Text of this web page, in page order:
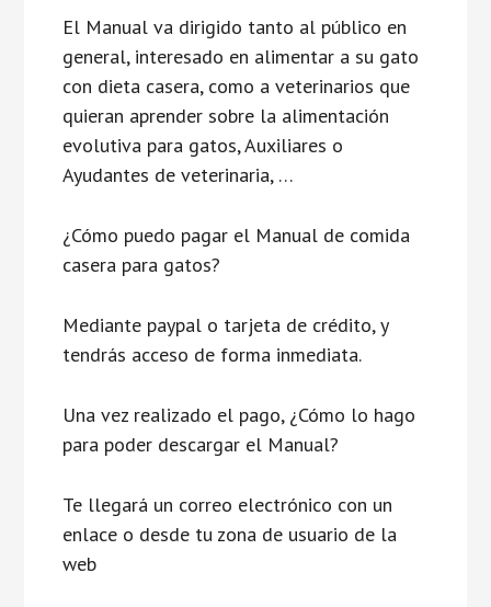
El Manual va dirigido tanto al público en
general, interesado en alimentar a su gato
con dieta casera, como a veterinarios que
quieran aprender sobre la alimentación
evolutiva para gatos, Auxiliares o
Ayudantes de veterinaria, …
¿Cómo puedo pagar el Manual de comida
casera para gatos?
Mediante paypal o tarjeta de crédito, y
tendrás acceso de forma inmediata.
Una vez realizado el pago, ¿Cómo lo hago
para poder descargar el Manual?
Te llegará un correo electrónico con un
enlace o desde tu zona de usuario de la
web